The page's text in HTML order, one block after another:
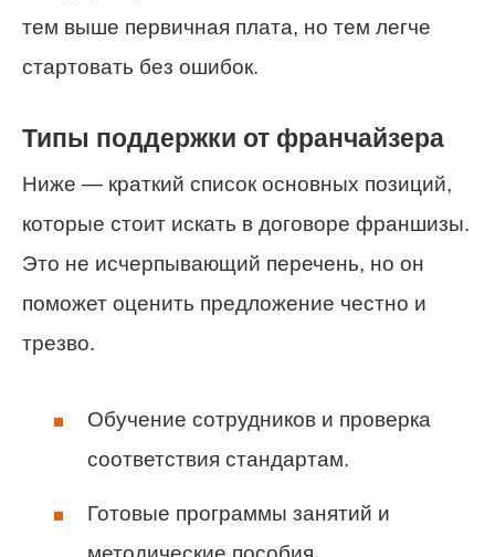
тем выше первичная плата, но тем легче
стартовать без ошибок.
Типы поддержки от франчайзера
Ниже — краткий список основных позиций,
которые стоит искать в договоре франшизы.
Это не исчерпывающий перечень, но он
поможет оценить предложение честно и
трезво.
Обучение сотрудников и проверка
соответствия стандартам.
Готовые программы занятий и